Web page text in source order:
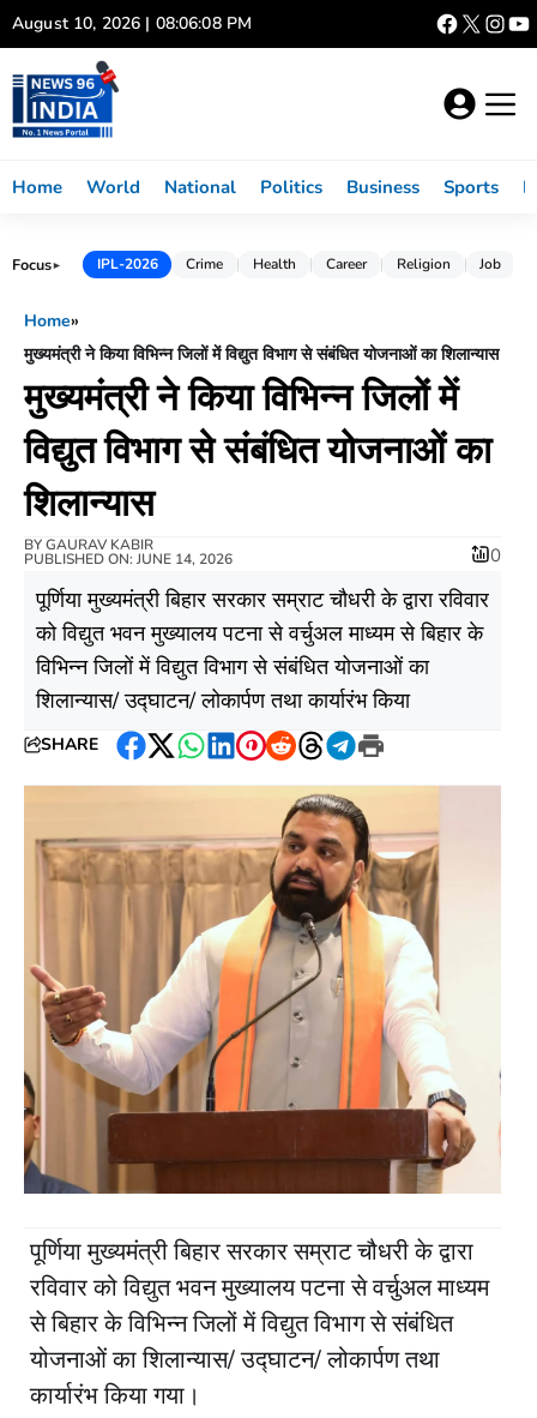
Skip
to
content
August 10, 2026 | 08:06:09 PM
Home World National Politics Business Sports
Focus► IPL-2026 Crime Health Career Religion Job
Home»
मुख्यमंत्री ने किया विभिन्न जिलों में विद्युत विभाग से संबंधित योजनाओं का शिलान्यास
मुख्यमंत्री ने किया विभिन्न जिलों में
विद्युत विभाग से संबंधित योजनाओं का
शिलान्यास
BYGAURAV KABIR
PUBLISHED ON: JUNE 14, 2026 0
पूर्णिया मुख्यमंत्री बिहार सरकार सम्राट चौधरी के द्वारा रविवार
को विद्युत भवन मुख्यालय पटना से वर्चुअल माध्यम से बिहार के
विभिन्न जिलों में विद्युत विभाग से संबंधित योजनाओं का
शिलान्यास/ उद्घाटन/ लोकार्पण तथा कार्यारंभ किया
SHARE
Facebook
Twitter
WhatsApp
LinkedIn
Pinterest
RedditThreads
Telegram
Print
पूर्णिया मुख्यमंत्री बिहार सरकार सम्राट चौधरी के द्वारा
रविवार को विद्युत भवन मुख्यालय पटना से वर्चुअल माध्यम
से बिहार के विभिन्न जिलों में विद्युत विभाग से संबंधित
योजनाओं का शिलान्यास/ उद्घाटन/ लोकार्पण तथा
कार्यारंभ किया गया।